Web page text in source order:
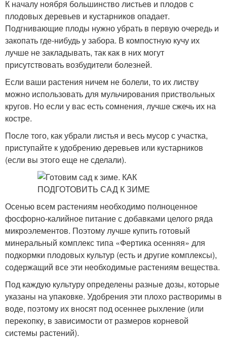
К началу ноября большинство листьев и плодов с
плодовых деревьев и кустарников опадает.
Подгнивающие плоды нужно убрать в первую очередь и
закопать где-нибудь у забора. В компостную кучу их
лучше не закладывать, так как в них могут
присутствовать возбудители болезней.
Если ваши растения ничем не болели, то их листву
можно использовать для мульчирования приствольных
кругов. Но если у вас есть сомнения, лучше сжечь их на
костре.
После того, как убрали листья и весь мусор с участка,
приступайте к удобрению деревьев или кустарников
(если вы этого еще не сделали).
Осенью всем растениям необходимо полноценное
фосфорно-калийное питание с добавками целого ряда
микроэлементов. Поэтому лучше купить готовый
минеральный комплекс типа «Фертика осенняя» для
подкормки плодовых культур (есть и другие комплексы),
содержащий все эти необходимые растениям вещества.
Под каждую культуру определены разные дозы, которые
указаны на упаковке. Удобрения эти плохо растворимы в
воде, поэтому их вносят под осеннее рыхление (или
перекопку, в зависимости от размеров корневой
системы растений).